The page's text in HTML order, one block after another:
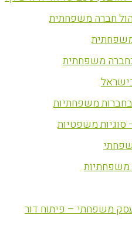
חברה משפחתית
משפחתית
בחברה משפחתית
משפחתיות
משפטיות
משפחתיות
משפחתי – פיתוח דור